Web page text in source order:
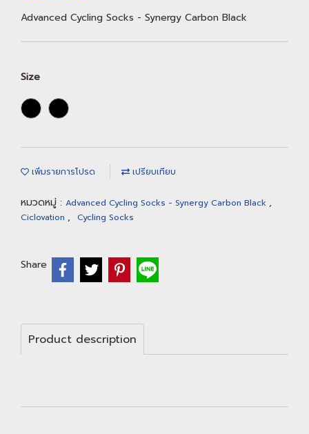
Advanced Cycling Socks - Synergy Carbon Black
Size
เพิ่มรายการโปรด เปรียบเทียบ
หมวดหมู่ : Advanced Cycling Socks - Synergy Carbon Black ,
Ciclovation , Cycling Socks
Share
Product description